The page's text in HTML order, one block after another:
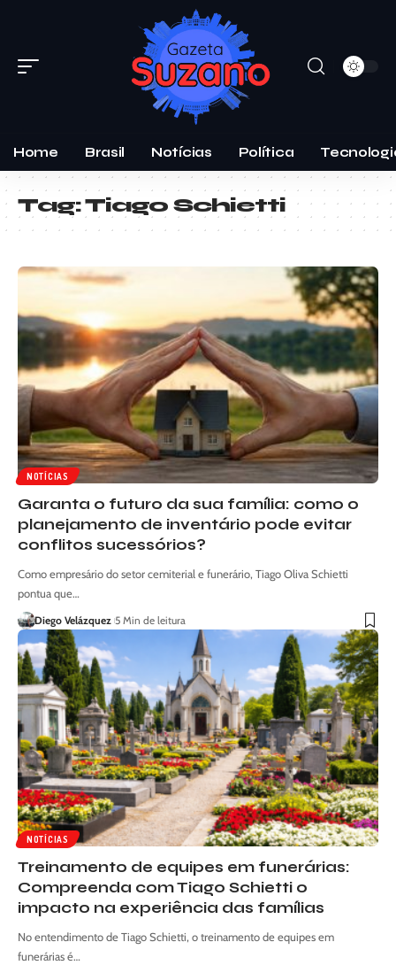
Home Brasil Notícias Política
Tag:Tiago Schietti
NOTÍCIAS
Garanta o futuro da sua família: como o
planejamento de inventário pode evitar
conflitos sucessórios?
Como empresário do setor cemiterial e funerário, Tiago Oliva Schietti
pontua que…
Diego Velázquez 5 Min de leitura
NOTÍCIAS
Treinamento de equipes em funerárias:
Compreenda com Tiago Schietti o
impacto na experiência das famílias
No entendimento de Tiago Schietti, o treinamento de equipes em
funerárias é…